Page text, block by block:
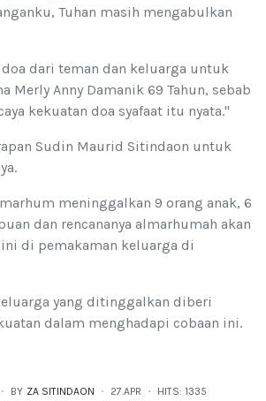
Tuhan masih mengabulkan
dari teman dan keluarga untuk
Merly Anny Damanik 69 Tahun, sebab
kekuatan doa syafaat itu nyata."
Sudin Maurid Sitindaon untuk
meninggalkan 9 orang anak, 6
dan rencananya almarhumah akan
di pemakaman keluarga di
yang ditinggalkan diberi
dalam menghadapi cobaan ini.
BY ZA SITINDAON 27.APR HITS: 1335